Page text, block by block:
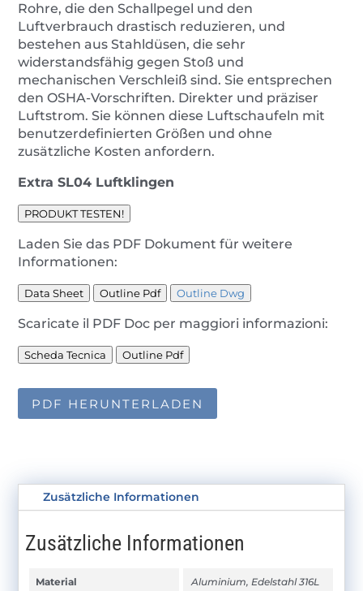
Rohre, die den Schallpegel und den
Luftverbrauch drastisch reduzieren, und
bestehen aus Stahldüsen, die sehr
widerstandsfähig gegen Stoß und
mechanischen Verschleiß sind. Sie entsprechen
den OSHA-Vorschriften. Direkter und präziser
Luftstrom. Sie können diese Luftschaufeln mit
benutzerdefinierten Größen und ohne
zusätzliche Kosten anfordern.
Extra SL04 Luftklingen
PRODUKT TESTEN!
Laden Sie das PDF Dokument für weitere
Informationen:
Data Sheet Outline Pdf Outline Dwg
Scaricate il PDF Doc per maggiori informazioni:
Scheda Tecnica Outline Pdf
PDF HERUNTERLADEN
Zusätzliche Informationen
Zusätzliche Informationen
Material Aluminium, Edelstahl 316L